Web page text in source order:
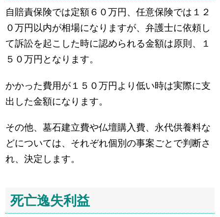
自賠責保険では定額６０万円、任意保険では１２
０万円以内が相場になりますが、弁護士に依頼し
て訴訟を起こした時に認められる金額は原則、１
５０万円となります。
かかった費用が１５０万円より低い時は実際に支
出した金額になります。
その他、墓石建立費や仏壇購入費、永代供養料な
どについては、それぞれ個別の事案ごとで判断さ
れ、決定します。
死亡逸失利益